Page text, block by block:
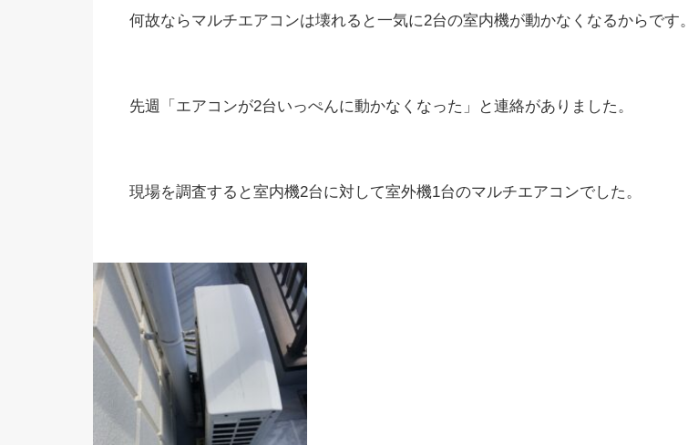
何故ならマルチエアコンは壊れると一気に2台の室内機が動かなくなるからです。
先週「エアコンが2台いっぺんに動かなくなった」と連絡がありました。
現場を調査すると室内機2台に対して室外機1台のマルチエアコンでした。